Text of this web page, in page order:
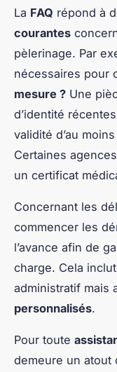
La FAQ répond à
courantes
pèlerinage. Par
nécessaires pour
mesure ? Une
d’identité
validité d’au
Certaines
un certificat
Concernant les
commencer les
l’avance afin de
charge. Cela
administratif mais
personnalisés.
Pour toute
demeure un atout